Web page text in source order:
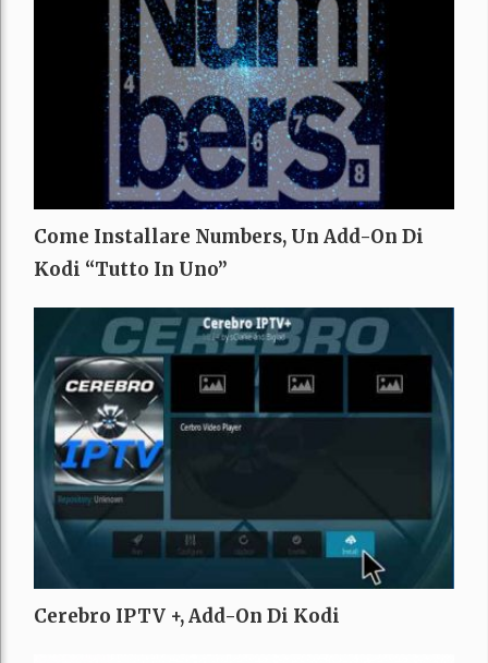
Come Installare Numbers, Un Add-On Di
Kodi “Tutto In Uno”
Cerebro IPTV +, Add-On Di Kodi